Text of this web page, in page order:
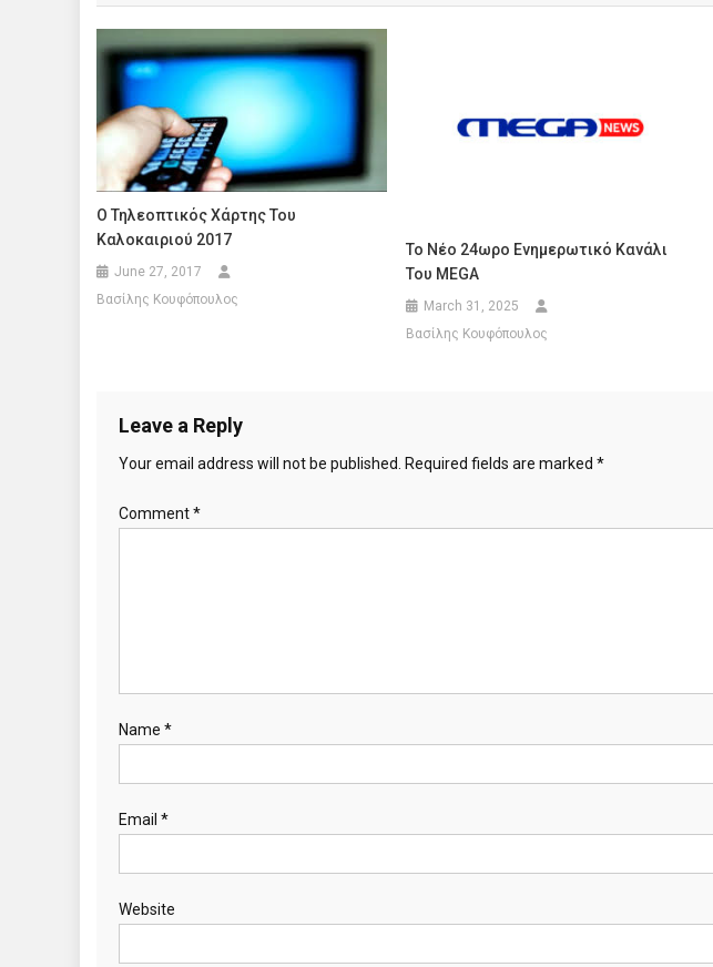
Ο Τηλεοπτικός Χάρτης Του
Καλοκαιριού 2017
June 27, 2017
Βασίλης Κουφόπουλος
Το Νέο 24ωρο Ενημερωτικό Κανάλι
Του MEGA
March 31, 2025
Βασίλης Κουφόπουλος
Leave a Reply
Your email address will not be published. Required fields are marked *
Comment*
Name *
Email *
Website